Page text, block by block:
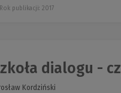
Rok publikacji: 2017
dialogu -
Kordziński